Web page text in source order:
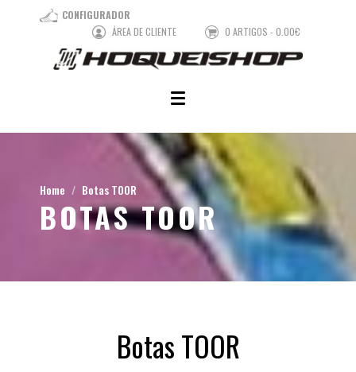
CONFIGURADOR
ÁREA DE CLIENTE
0 ARTIGOS - 0.00€
Home Botas TOOR
BOTAS TOOR
Botas TOOR